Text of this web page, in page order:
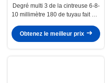
Degré multi 3 de la cintreuse 6-8-
10 millimètre 180 de tuyau fait par
tube
Obtenez le meilleur prix